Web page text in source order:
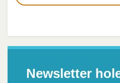
Newsletter